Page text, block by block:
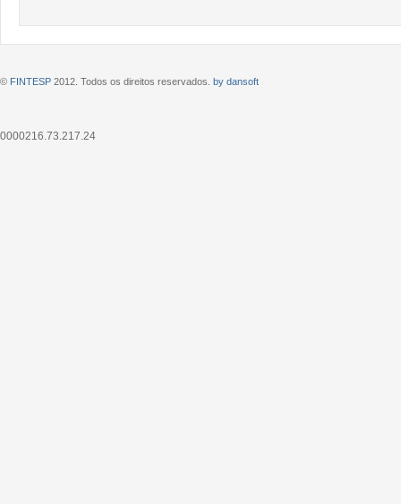
© FINTESP 2012. Todos os direitos reservados. by dansoft
0000216.73.217.24